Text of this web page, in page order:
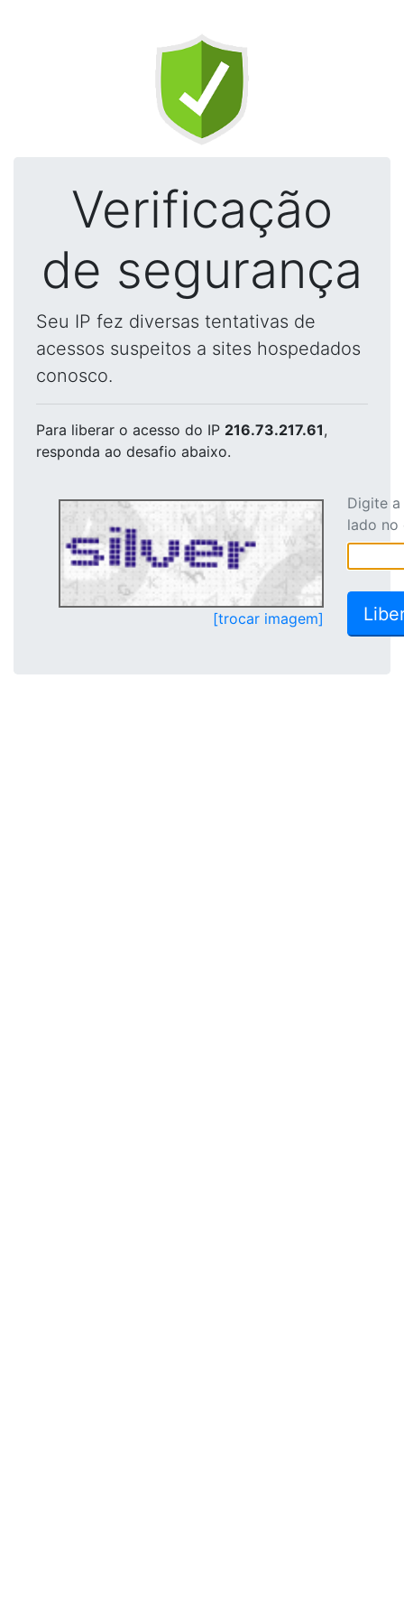
Verificação
de segurança
Seu IP fez diversas tentativas de
acessos suspeitos a sites hospedados
conosco.
Para liberar o acesso do IP 216.73.217.61,
responda ao desafio abaixo.
[trocar imagem]
Digite
lado no